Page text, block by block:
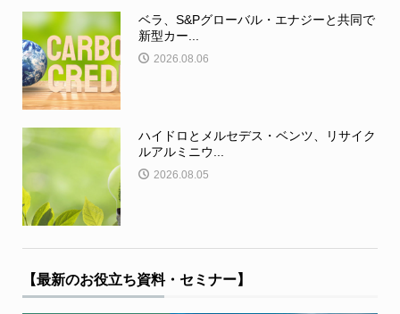
ベラ、S&Pグローバル・エナジーと共同で
新型カー...
2026.08.06
ハイドロとメルセデス・ベンツ、リサイク
ルアルミニウ...
2026.08.05
【最新のお役立ち資料・セミナー】